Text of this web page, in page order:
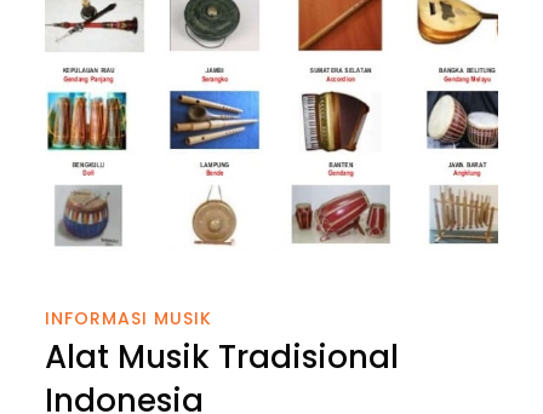
INFORMASI MUSIK
Alat Musik Tradisional
Indonesia